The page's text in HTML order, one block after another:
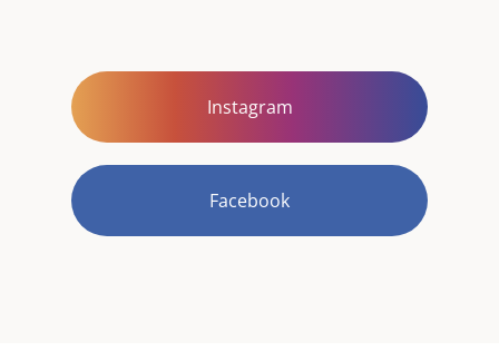
Instagram
Facebook